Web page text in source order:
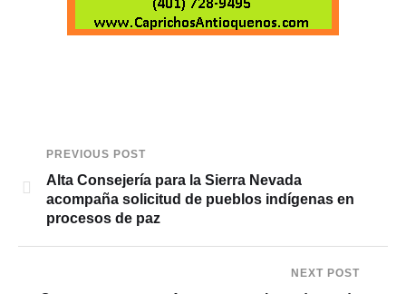
PREVIOUS POST
Alta Consejería para la Sierra Nevada
acompaña solicitud de pueblos indígenas en
procesos de paz
NEXT POST